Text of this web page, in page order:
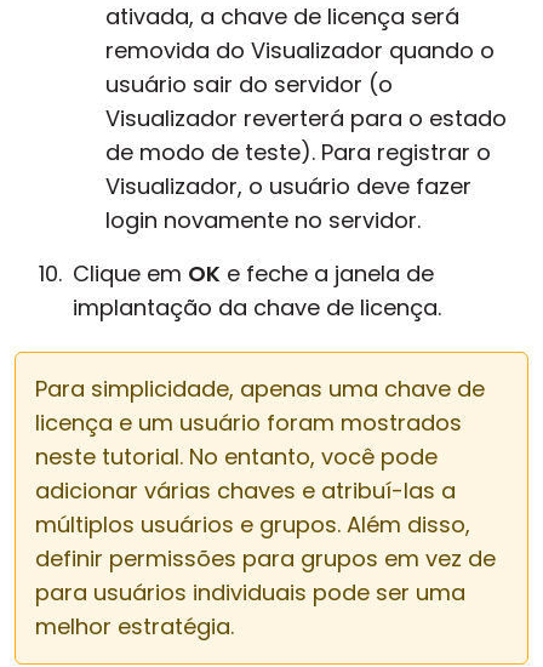
ativada, a chave de licença será
removida do Visualizador quando o
usuário sair do servidor (o
Visualizador reverterá para o estado
de modo de teste). Para registrar o
Visualizador, o usuário deve fazer
login novamente no servidor.
Clique em OK e feche a janela de
implantação da chave de licença.
Para simplicidade, apenas uma chave de
licença e um usuário foram mostrados
neste tutorial. No entanto, você pode
adicionar várias chaves e atribuí-las a
múltiplos usuários e grupos. Além disso,
definir permissões para grupos em vez de
para usuários individuais pode ser uma
melhor estratégia.